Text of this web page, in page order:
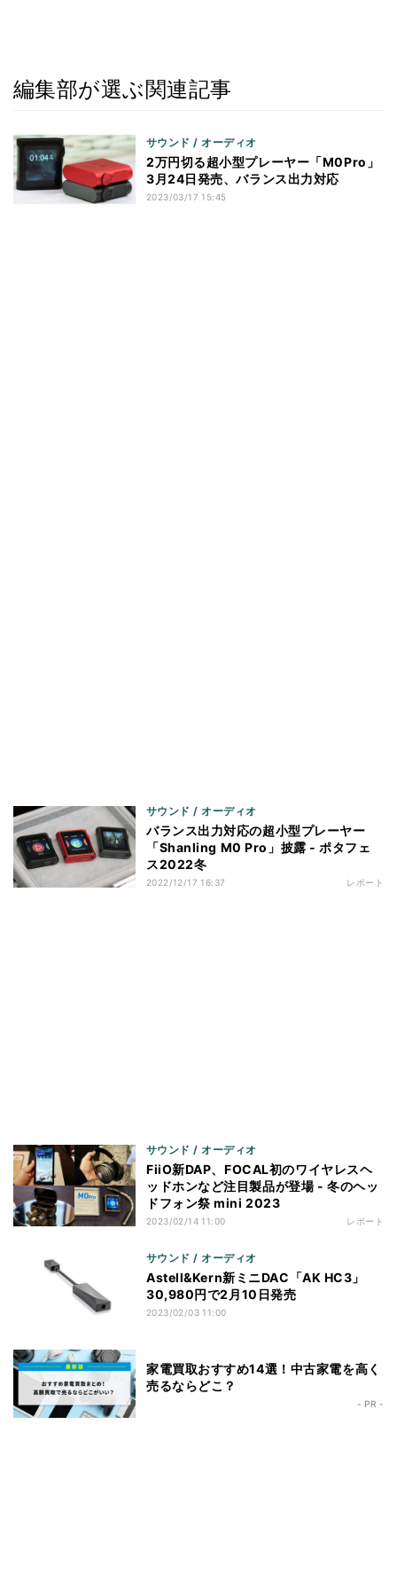
編集部が選ぶ関連記事
サウンド / オーディオ
2万円切る超小型プレーヤー「M0Pro」
3月24日発売、バランス出力対応
2023/03/17 15:45
サウンド / オーディオ
バランス出力対応の超小型プレーヤー
「Shanling M0 Pro」披露 - ポタフェ
ス2022冬
2022/12/17 16:37 レポート
サウンド / オーディオ
FiiO新DAP、FOCAL初のワイヤレスヘ
ッドホンなど注目製品が登場 - 冬のヘッ
ドフォン祭 mini 2023
2023/02/14 11:00 レポート
サウンド / オーディオ
Astell&Kern新ミニDAC「AK HC3」
30,980円で2月10日発売
2023/02/03 11:00
家電買取おすすめ14選！中古家電を高く
売るならどこ？
- PR -